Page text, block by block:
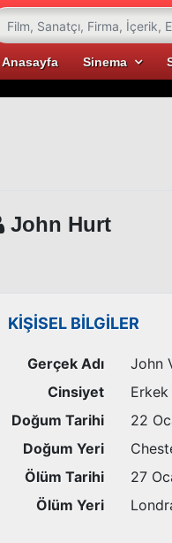
Anasayfa Sinema
John Hurt
KİŞİSEL BİLGİLER
Gerçek Adı
John
Cinsiyet
Erkek
Doğum Tarihi
22
Doğum Yeri
Ölüm Tarihi
27
Ölüm Yeri